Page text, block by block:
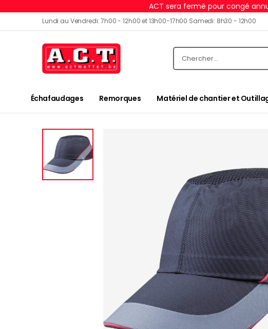
ACT sera fermé pour congé
Lundi au Vendredi: 7h00 - 12h00 et 13h00-17h00 Samedi: 8h30 - 12h00
Échafaudages Remorques Matériel de chantier et